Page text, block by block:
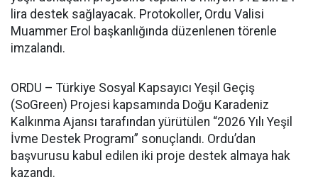
lira destek sağlayacak. Protokoller, Ordu Valisi
Muammer Erol başkanlığında düzenlenen törenle
imzalandı.
ORDU – Türkiye Sosyal Kapsayıcı Yeşil Geçiş
(SoGreen) Projesi kapsamında Doğu Karadeniz
Kalkınma Ajansı tarafından yürütülen “2026 Yılı Yeşil
İvme Destek Programı” sonuçlandı. Ordu’dan
başvurusu kabul edilen iki proje destek almaya hak
kazandı.